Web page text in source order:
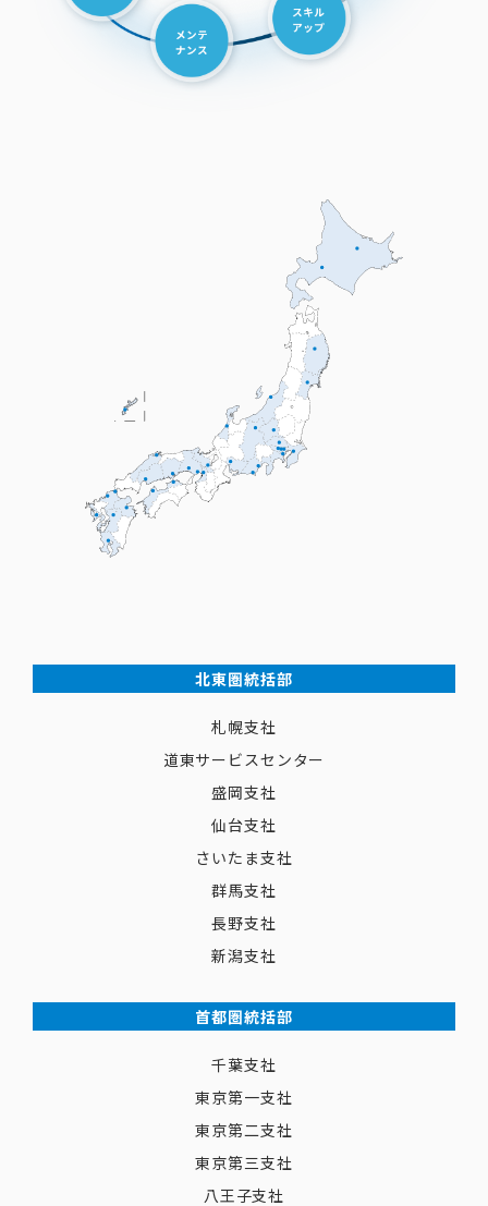
北東圏統括部
札幌支社
道東サービスセンター
盛岡支社
仙台支社
さいたま支社
群馬支社
長野支社
新潟支社
首都圏統括部
千葉支社
東京第一支社
東京第二支社
東京第三支社
八王子支社